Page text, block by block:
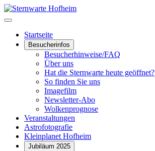
Startseite
Besucherinfos
Besucherhinweise/FAQ
Über uns
Hat die Sternwarte heute geöffnet?
So finden Sie uns
Imagefilm
Newsletter-Abo
Wolkenprognose
Veranstaltungen
Astrofotografie
Kleinplanet Hofheim
Jubiläum 2025